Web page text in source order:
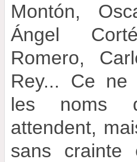
Montón,
Ángel
Romero,
Rey... Ce ne
les noms
attendent,
sans crainte